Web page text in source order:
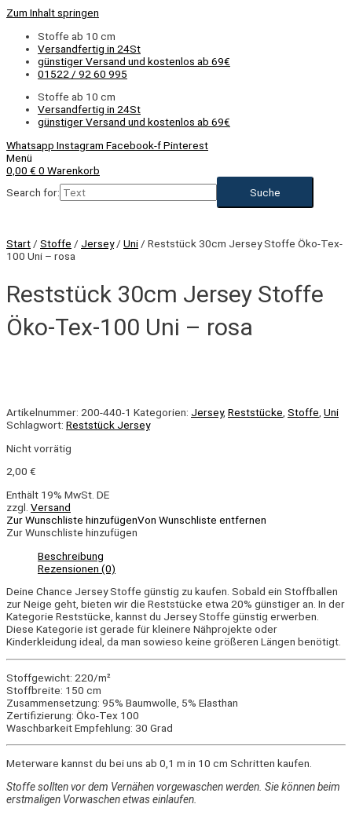
Zum Inhalt springen
Stoffe ab 10 cm
Versandfertig in 24St
günstiger Versand und kostenlos ab 69€
01522 / 92 60 995
Stoffe ab 10 cm
Versandfertig in 24St
günstiger Versand und kostenlos ab 69€
Whatsapp Instagram Facebook-fPinterest
Menü
0,00 € 0 Warenkorb
Search for:
Start / Stoffe / Jersey/ Uni / Reststück 30cm Jersey Stoffe Öko-Tex-
100 Uni – rosa
Reststück 30cm Jersey Stoffe
Öko-Tex-100 Uni – rosa
Artikelnummer: 200-440-1 Kategorien: Jersey, Reststücke Stoffe Uni
Schlagwort: Reststück Jersey
Nicht vorrätig
2,00 €
Enthält 19% MwSt. DE
zzgl. Versand
Zur Wunschliste hinzufügenVon Wunschliste entfernen
Zur Wunschliste hinzufügen
Beschreibung
Rezensionen (0)
Deine Chance Jersey Stoffe günstig zu kaufen. Sobald ein Stoffballen
zur Neige geht, bieten wir die Reststücke etwa 20% günstiger an. In der
Kategorie Reststücke, kannst du Jersey Stoffe günstig erwerben.
Diese Kategorie ist gerade für kleinere Nähprojekte oder
Kinderkleidung ideal, da man sowieso keine größeren Längen benötigt.
Stoffgewicht: 220/m²
Stoffbreite: 150 cm
Zusammensetzung: 95% Baumwolle, 5% Elasthan
Zertifizierung: Öko-Tex 100
Waschbarkeit Empfehlung: 30 Grad
Meterware kannst du bei uns ab 0,1 m in 10 cm Schritten kaufen.
Stoffe sollten vor dem Vernähen vorgewaschen werden. Sie können beim
erstmaligen Vorwaschen etwas einlaufen.